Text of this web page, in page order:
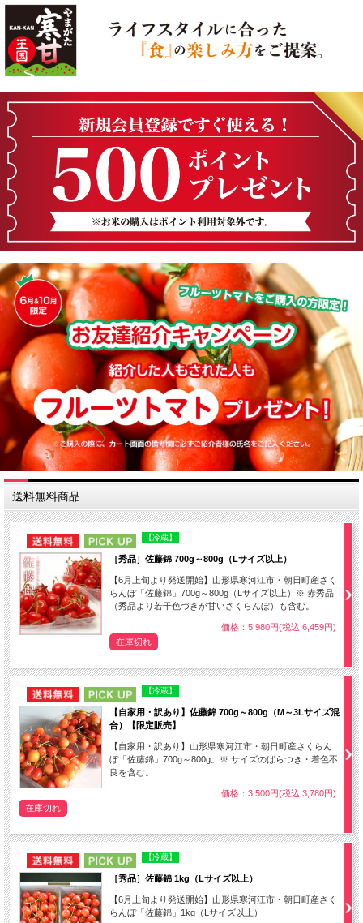
送料無料商品
NEW PICK UP
【冷蔵】
［秀品］佐藤錦 700g～800g（Lサイズ以上）
【6月上旬より発送開始】山形県寒河江市・朝日町産さく
らんぼ「佐藤錦」700g～800g（Lサイズ以上）※ 赤秀品
（秀品より若干色づきが甘いさくらんぼ）も含む。
価格：5,980円(税込 6,459円)
在庫切れ
NEW PICK UP
【冷蔵】
【自家用・訳あり】佐藤錦 700g～800g（M～3Lサイズ混
合）【限定販売】
【自家用・訳あり】山形県寒河江市・朝日町産さくらん
ぼ「佐藤錦」700g～800g。※ サイズのばらつき・着色不
良を含む。
価格：3,500円(税込 3,780円)
在庫切れ
NEW PICK UP
【冷蔵】
［秀品］佐藤錦 1kg（Lサイズ以上）
【6月上旬より発送開始】山形県寒河江市・朝日町産さく
らんぼ「佐藤錦」1kg（Lサイズ以上）